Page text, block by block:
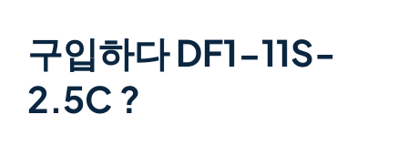
구입하다 DF1-11S-
2.5C ?